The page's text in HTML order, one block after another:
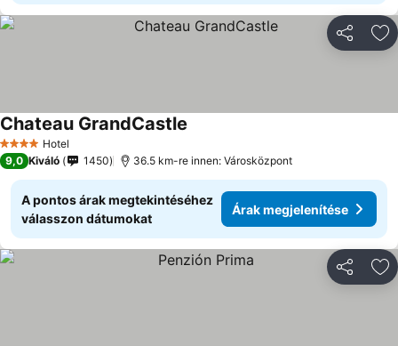
4 KategóriaHotel
Chateau GrandCastle
9,0 Kiváló 1450 36.5 km-re innen: Városközpont
A pontos árak megtekintéséhez
válasszon dátumokat
Árak megjelenítése